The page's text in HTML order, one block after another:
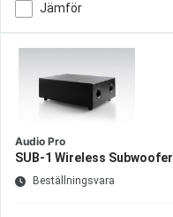
Jämför
Audio Pro
SUB-1 Wireless Subwoofer
Beställningsvara